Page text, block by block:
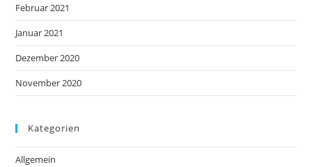
Februar 2021
Januar 2021
Dezember 2020
November 2020
Kategorien
Allgemein